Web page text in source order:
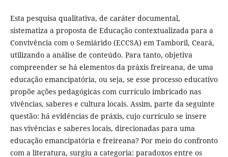
Esta pesquisa qualitativa, de caráter documental,
sistematiza a proposta de Educação contextualizada para a
Convivência com o Semiárido (ECCSA) em Tamboril, Ceará,
utilizando a análise de conteúdo. Para tanto, objetiva
compreender se há elementos da práxis freireana, de uma
educação emancipatória, ou seja, se esse processo educativo
propõe ações pedagógicas com currículo imbricado nas
vivências, saberes e cultura locais. Assim, parte da seguinte
questão: há evidências de práxis, cujo currículo se insere
nas vivências e saberes locais, direcionadas para uma
educação emancipatória e freireana? Por meio do confronto
com a literatura, surgiu a categoria: paradoxos entre os